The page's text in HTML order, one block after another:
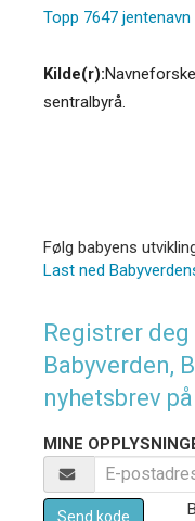
Topp 7647
Kilde(r):
sentralbyrå.
Følg babyens
Last ned
Registrer
Babyverden,
nyhetsbrev
MINE
Send kode